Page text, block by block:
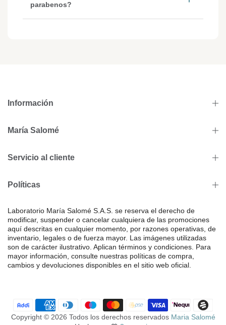
parabenos?
Información
María Salomé
Servicio al cliente
Políticas
Laboratorio María Salomé S.A.S. se reserva el derecho de
modificar, suspender o cancelar cualquiera de las promociones
aquí descritas en cualquier momento, por razones operativas, de
inventario, legales o de fuerza mayor. Las imágenes utilizadas
son de carácter ilustrativo. Aplican términos y condiciones. Para
mayor información, consulte nuestras políticas de compra,
cambios y devoluciones disponibles en el sitio web oficial.
Copyright © 2026 Todos los derechos reservados Maria Salomé